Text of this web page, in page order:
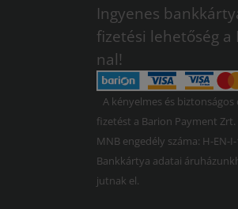
Ingyenes
fizetési lehetőség a
nal!
A kényelmes és biztonságos
fizetést a Barion Payment
MNB engedély száma: H-EN-
Bankkártya adatai
jutnak el.